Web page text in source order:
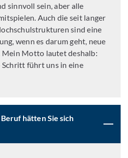
sinnvoll sein, aber alle
Auch die seit langer
sind eine
wenn es darum geht, neue
Mein Motto lautet deshalb:
Schritt führt uns in eine
hätten Sie sich